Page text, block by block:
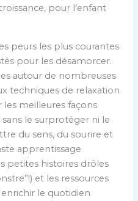
pour l’enfant
peurs les plus courantes
pour les désamorcer.
autour de nombreuses
techniques de relaxation
les meilleures façons
le surprotéger ni le
du sens, du sourire et
apprentissage
petites histoires drôles
et les ressources
le quotidien